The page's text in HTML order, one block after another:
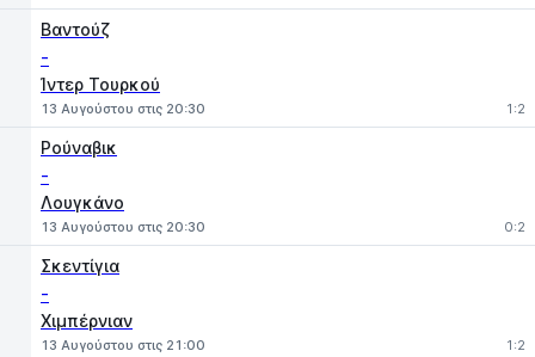
Βαντούζ
-
Ίντερ Τουρκού
13 Αυγούστου στις 20:30 1:2
Ρούναβικ
-
Λουγκάνο
13 Αυγούστου στις 20:30 0:2
Σκεντίγια
-
Χιμπέρνιαν
13 Αυγούστου στις 21:00 1:2